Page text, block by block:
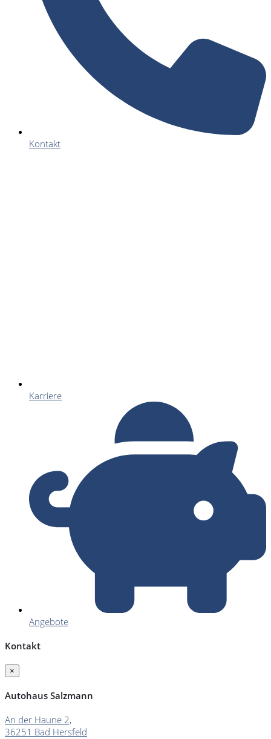
Kontakt
Karriere
Angebote
Kontakt
×
Autohaus Salzmann
An der Haune 2,
36251 Bad Hersfeld